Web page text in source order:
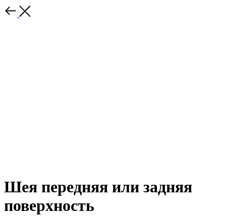
Шея передняя или задняя
поверхность